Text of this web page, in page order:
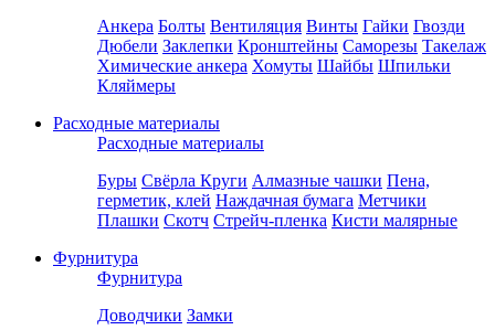
Анкера Болты Вентиляция Винты Гайки Гвозди
Дюбели Заклепки Кронштейны Саморезы Такелаж
Химические анкера Хомуты Шайбы Шпильки
Кляймеры
Расходные материалы
Расходные материалы
Буры Свёрла Круги Алмазные чашки Пена,
герметик, клей Наждачная бумага Метчики
Плашки Скотч Стрейч-пленка Кисти малярные
Фурнитура
Фурнитура
Доводчики Замки